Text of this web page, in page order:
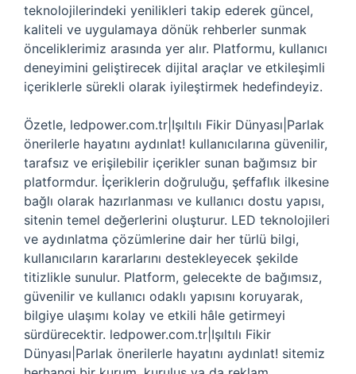
teknolojilerindeki yenilikleri takip ederek güncel,
kaliteli ve uygulamaya dönük rehberler sunmak
önceliklerimiz arasında yer alır. Platformu, kullanıcı
deneyimini geliştirecek dijital araçlar ve etkileşimli
içeriklerle sürekli olarak iyileştirmek hedefindeyiz.
Özetle, ledpower.com.tr|Işıltılı Fikir Dünyası|Parlak
önerilerle hayatını aydınlat! kullanıcılarına güvenilir,
tarafsız ve erişilebilir içerikler sunan bağımsız bir
platformdur. İçeriklerin doğruluğu, şeffaflık ilkesine
bağlı olarak hazırlanması ve kullanıcı dostu yapısı,
sitenin temel değerlerini oluşturur. LED teknolojileri
ve aydınlatma çözümlerine dair her türlü bilgi,
kullanıcıların kararlarını destekleyecek şekilde
titizlikle sunulur. Platform, gelecekte de bağımsız,
güvenilir ve kullanıcı odaklı yapısını koruyarak,
bilgiye ulaşımı kolay ve etkili hâle getirmeyi
sürdürecektir. ledpower.com.tr|Işıltılı Fikir
Dünyası|Parlak önerilerle hayatını aydınlat! sitemiz